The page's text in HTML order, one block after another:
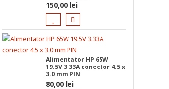
150,00 lei
Alimentator HP 65W
19.5V 3.33A conector 4.5 x
3.0 mm PIN
80,00 lei